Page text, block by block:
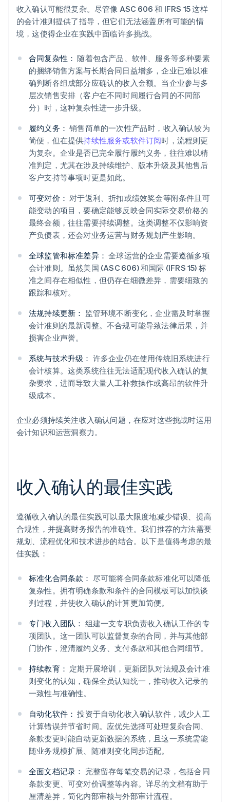
收入确认可能很复杂。尽管像 ASC 606 和 IFRS 15 这样
的会计准则提供了指导，但它们无法涵盖所有可能的情
境，这使得企业在实践中面临许多挑战。
合同复杂性： 随着包含产品、软件、服务等多种要素
的捆绑销售方案与长期合同日益增多，企业已难以准
确判断各组成部分应确认的收入金额。当企业参与多
层次销售安排（客户在不同时间履行合同的不同部
分）时，这种复杂性进一步升级。
履约义务： 销售简单的一次性产品时，收入确认较为
简便，但在提供持续性服务或软件订阅时，流程则更
为复杂。企业是否已完全履行履约义务，往往难以精
准判定，尤其在涉及持续维护、版本升级及其他售后
客户支持等事项时更是如此。
可变对价： 对于返利、折扣或绩效奖金等附条件且可
能变动的项目，要确定能够反映合同实际交易价格的
最终金额，往往需要持续调整。这类调整不仅影响资
产负债表，还会对业务运营与财务规划产生影响。
全球监管和标准差异： 全球运营的企业需要遵循多项
会计准则。虽然美国 (ASC 606) 和国际 (IFRS 15) 标
准之间存在相似性，但仍存在细微差异，需要细致的
跟踪和核对。
法规持续更新： 监管环境不断变化，企业需及时掌握
会计准则的最新调整。不合规可能导致法律后果，并
损害企业声誉。
系统与技术升级： 许多企业仍在使用传统旧系统进行
会计核算。这类系统往往无法适配现代收入确认的复
杂要求，进而导致大量人工补救操作或高昂的软件升
级成本。
企业必须持续关注收入确认问题，在应对这些挑战时运用
会计知识和运营洞察力。
收入确认的最佳实践
遵循收入确认的最佳实践可以最大限度地减少错误、提高
合规性，并提高财务报告的准确性。我们推荐的方法需要
规划、流程优化和技术进步的结合。以下是值得考虑的最
佳实践：
标准化合同条款： 尽可能将合同条款标准化可以降低
复杂性。拥有明确条款和条件的合同模板可以加快谈
判过程，并使收入确认的计算更加简便。
专门收入团队： 组建一支专职负责收入确认工作的专
项团队。这一团队可以监督复杂的合同，并与其他部
门协作，澄清履约义务、支付条款和其他合同细节。
持续教育： 定期开展培训，更新团队对法规及会计准
则变化的认知，确保全员认知统一，推动收入记录的
一致性与准确性。
自动化软件： 投资于自动化收入确认软件，减少人工
计算错误并节省时间。应优先选择可处理复杂合同、
条款变更时能自动更新数据的系统，且这一系统需能
随业务规模扩展、随准则变化同步适配。
全面文档记录： 完整留存每笔交易的记录，包括合同
条款变更、可变对价调整等内容。详尽的文档有助于
厘清差异，简化内部审核与外部审计流程。